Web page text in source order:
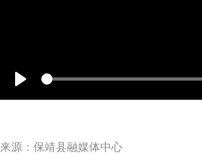
Play
来源：保靖县融媒体中心